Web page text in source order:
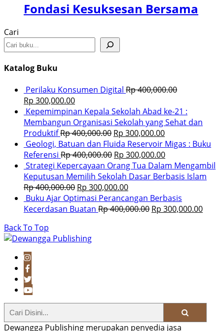
Fondasi Kesuksesan Bersama
Cari
Katalog Buku
Perilaku Konsumen Digital Rp400,000.00
Rp 300,000.00
Kepemimpinan Kepala Sekolah Abad ke-21 :
Membangun Organisasi Sekolah yang Sehat dan
ProduktifRp400,000.00 Rp 300,000.00
Geologi, Batuan dan Fluida Reservoir Migas : Buku
Referensi Rp400,000.00 Rp 300,000.00
Strategi Kepercayaan Orang Tua Dalam Mengambil
Keputusan Memilih Sekolah Dasar Berbasis Islam
Rp400,000.00 Rp 300,000.00
Buku Ajar Optimasi Perancangan Berbasis
Kecerdasan Buatan Rp400,000.00 Rp 300,000.00
Back To Top
Dewangga Publishing merupakan penyedia jasa